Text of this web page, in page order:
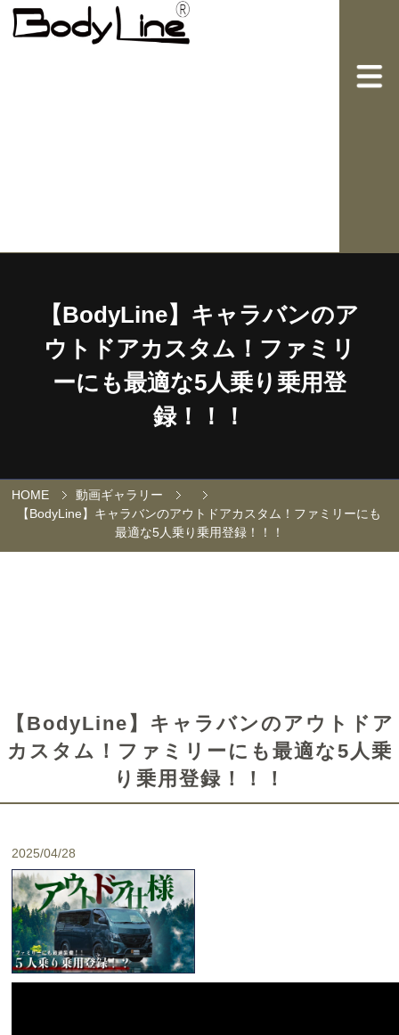
【BodyLine】キャラバンのア
ウトドアカスタム！ファミリ
ーにも最適な5人乗り乗用登
録！！！
HOME
動画ギャラリー
【BodyLine】キャラバンのアウトドアカスタム！ファミリーにも
最適な5人乗り乗用登録！！！
【BodyLine】キャラバンのアウトドア
カスタム！ファミリーにも最適な5人乗
り乗用登録！！！
2025/04/28